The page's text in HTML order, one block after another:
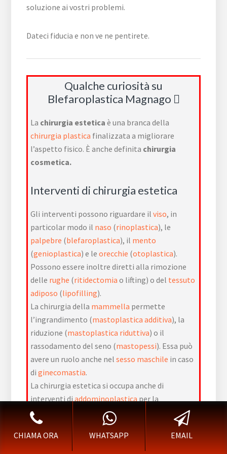
soluzione ai vostri problemi.
Dateci fiducia e non ve ne pentirete.
Qualche curiosità su
Blefaroplastica Magnago
La chirurgia estetica è una branca della
chirurgia plastica finalizzata a migliorare
l’aspetto fisico. È anche definita chirurgia
cosmetica.
Interventi di chirurgia estetica
Gli interventi possono riguardare ilviso, in
particolar modo il naso (rinoplastica), le
palpebre (blefaroplastica), il mento
(genioplastica) e leorecchie (otoplastica).
Possono essere inoltre diretti alla rimozione
delle rughe (ritidectomia o lifting) o del tessuto
adiposo (lipofilling).
La chirurgia della mammella permette
l’ingrandimento (mastoplastica additiva), la
riduzione (mastoplastica riduttiva) o il
rassodamento del seno (mastopessi). Essa può
avere un ruolo anche nelsesso maschile in caso
diginecomastia.
La chirurgia estetica si occupa anche di
interventi diaddominoplasticaper la
ricostruzione dei
muscoli
dell’addome
liposuzione
, per la rimozione
del tessuto adiposo sovrabbondante.
CHIAMA ORA WHATSAPP EMAIL